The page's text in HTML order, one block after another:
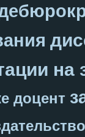
на
доцент